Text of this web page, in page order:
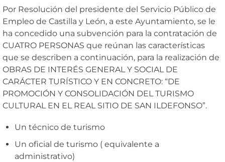
Por Resolución del presidente del Servicio Público de
Empleo de Castilla y León, a este Ayuntamiento, se le
ha concedido una subvención para la contratación de
CUATRO PERSONAS que reúnan las características
que se describen a continuación, para la realización de
OBRAS DE INTERÉS GENERAL Y SOCIAL DE
CARÁCTER TURÍSTICO Y EN CONCRETO: “DE
PROMOCIÓN Y CONSOLIDACIÓN DEL TURISMO
CULTURAL EN EL REAL SITIO DE SAN ILDEFONSO”.
Un técnico de turismo
Un oficial de turismo ( equivalente a
administrativo)